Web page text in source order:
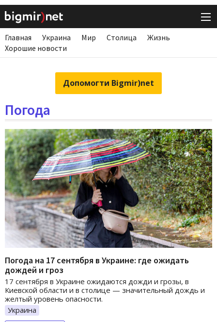
Главная Украина Мир Столица
Жизнь
Хорошие новости
Допомогти Bigmir)net
Погода
Погода на 17 сентября в Украине: где ожидать
дождей и гроз
17 сентября в Украине ожидаются дожди и грозы, в
Киевской области и в столице — значительный дождь и
желтый уровень опасности.
Украина